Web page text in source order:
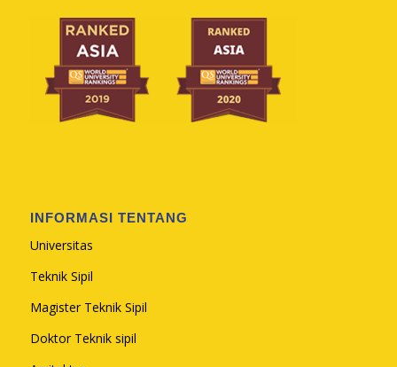
INFORMASI TENTANG
Universitas
Teknik Sipil
Magister Teknik Sipil
Doktor Teknik sipil